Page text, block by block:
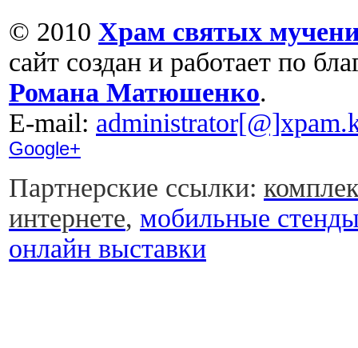
© 2010 Храм святых
сайт создан и работает по
Романа Матюшенко.
Е-mail:
Google+
Партнерские ссылки:
интернете, мобильные
онлайн выставки